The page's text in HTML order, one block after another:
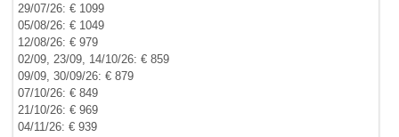
29/07/26: € 1099
05/08/26: € 1049
12/08/26: € 979
02/09, 23/09, 14/10/26: € 859
09/09, 30/09/26: € 879
07/10/26: € 849
21/10/26: € 969
04/11/26: € 939